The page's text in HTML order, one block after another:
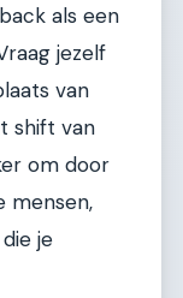
als een
jezelf
van
shift van
om door
mensen,
je